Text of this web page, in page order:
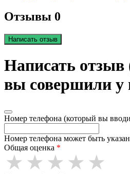
Отзывы 0
Написать отзыв
Написать отзыв
вы совершили у
Номер телефона (который вы
Номер телефона может быть
Общая оценка *